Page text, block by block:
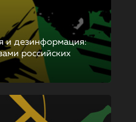
и дезинформация:
российских